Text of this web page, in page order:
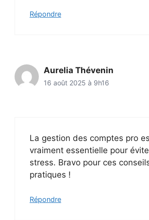
Répondre
Aurelia Thévenin
16 août 2025 à 9h16
La gestion des comptes pro
vraiment essentielle pour
stress. Bravo pour ces
pratiques !
Répondre